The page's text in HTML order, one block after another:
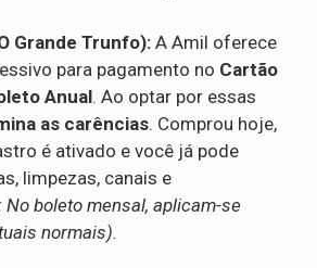
Grande Trunfo): A Amil oferece
para pagamento no Cartão
Anual. Ao optar por essas
as carências. Comprou hoje,
é ativado e você já pode
limpezas, canais e
No boleto mensal, aplicam-se
normais).